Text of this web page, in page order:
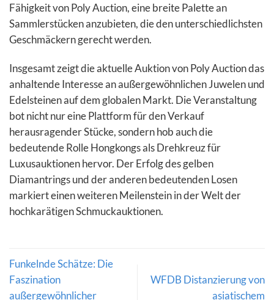
Fähigkeit von Poly Auction, eine breite Palette an
Sammlerstücken anzubieten, die den unterschiedlichsten
Geschmäckern gerecht werden.
Insgesamt zeigt die aktuelle Auktion von Poly Auction das
anhaltende Interesse an außergewöhnlichen Juwelen und
Edelsteinen auf dem globalen Markt. Die Veranstaltung
bot nicht nur eine Plattform für den Verkauf
herausragender Stücke, sondern hob auch die
bedeutende Rolle Hongkongs als Drehkreuz für
Luxusauktionen hervor. Der Erfolg des gelben
Diamantrings und der anderen bedeutenden Losen
markiert einen weiteren Meilenstein in der Welt der
hochkarätigen Schmuckauktionen.
Funkelnde Schätze: Die
Faszination
außergewöhnlicher
WFDB Distanzierung von
asiatischem